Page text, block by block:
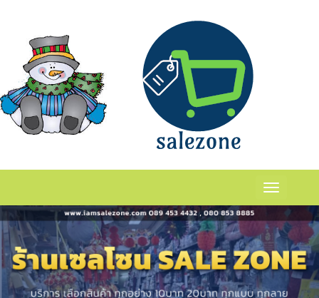
Toggle
navigation